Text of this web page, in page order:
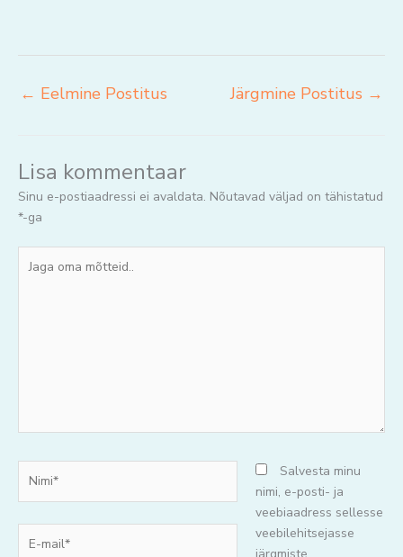
← Eelmine Postitus Järgmine Postitus →
Lisa kommentaar
Sinu e-postiaadressi ei avaldata. Nõutavad väljad on tähistatud
*-ga
oma
mail*
Salvesta minu
nimi, e-posti- ja
veebiaadress sellesse
veebilehitsejasse
järgmiste